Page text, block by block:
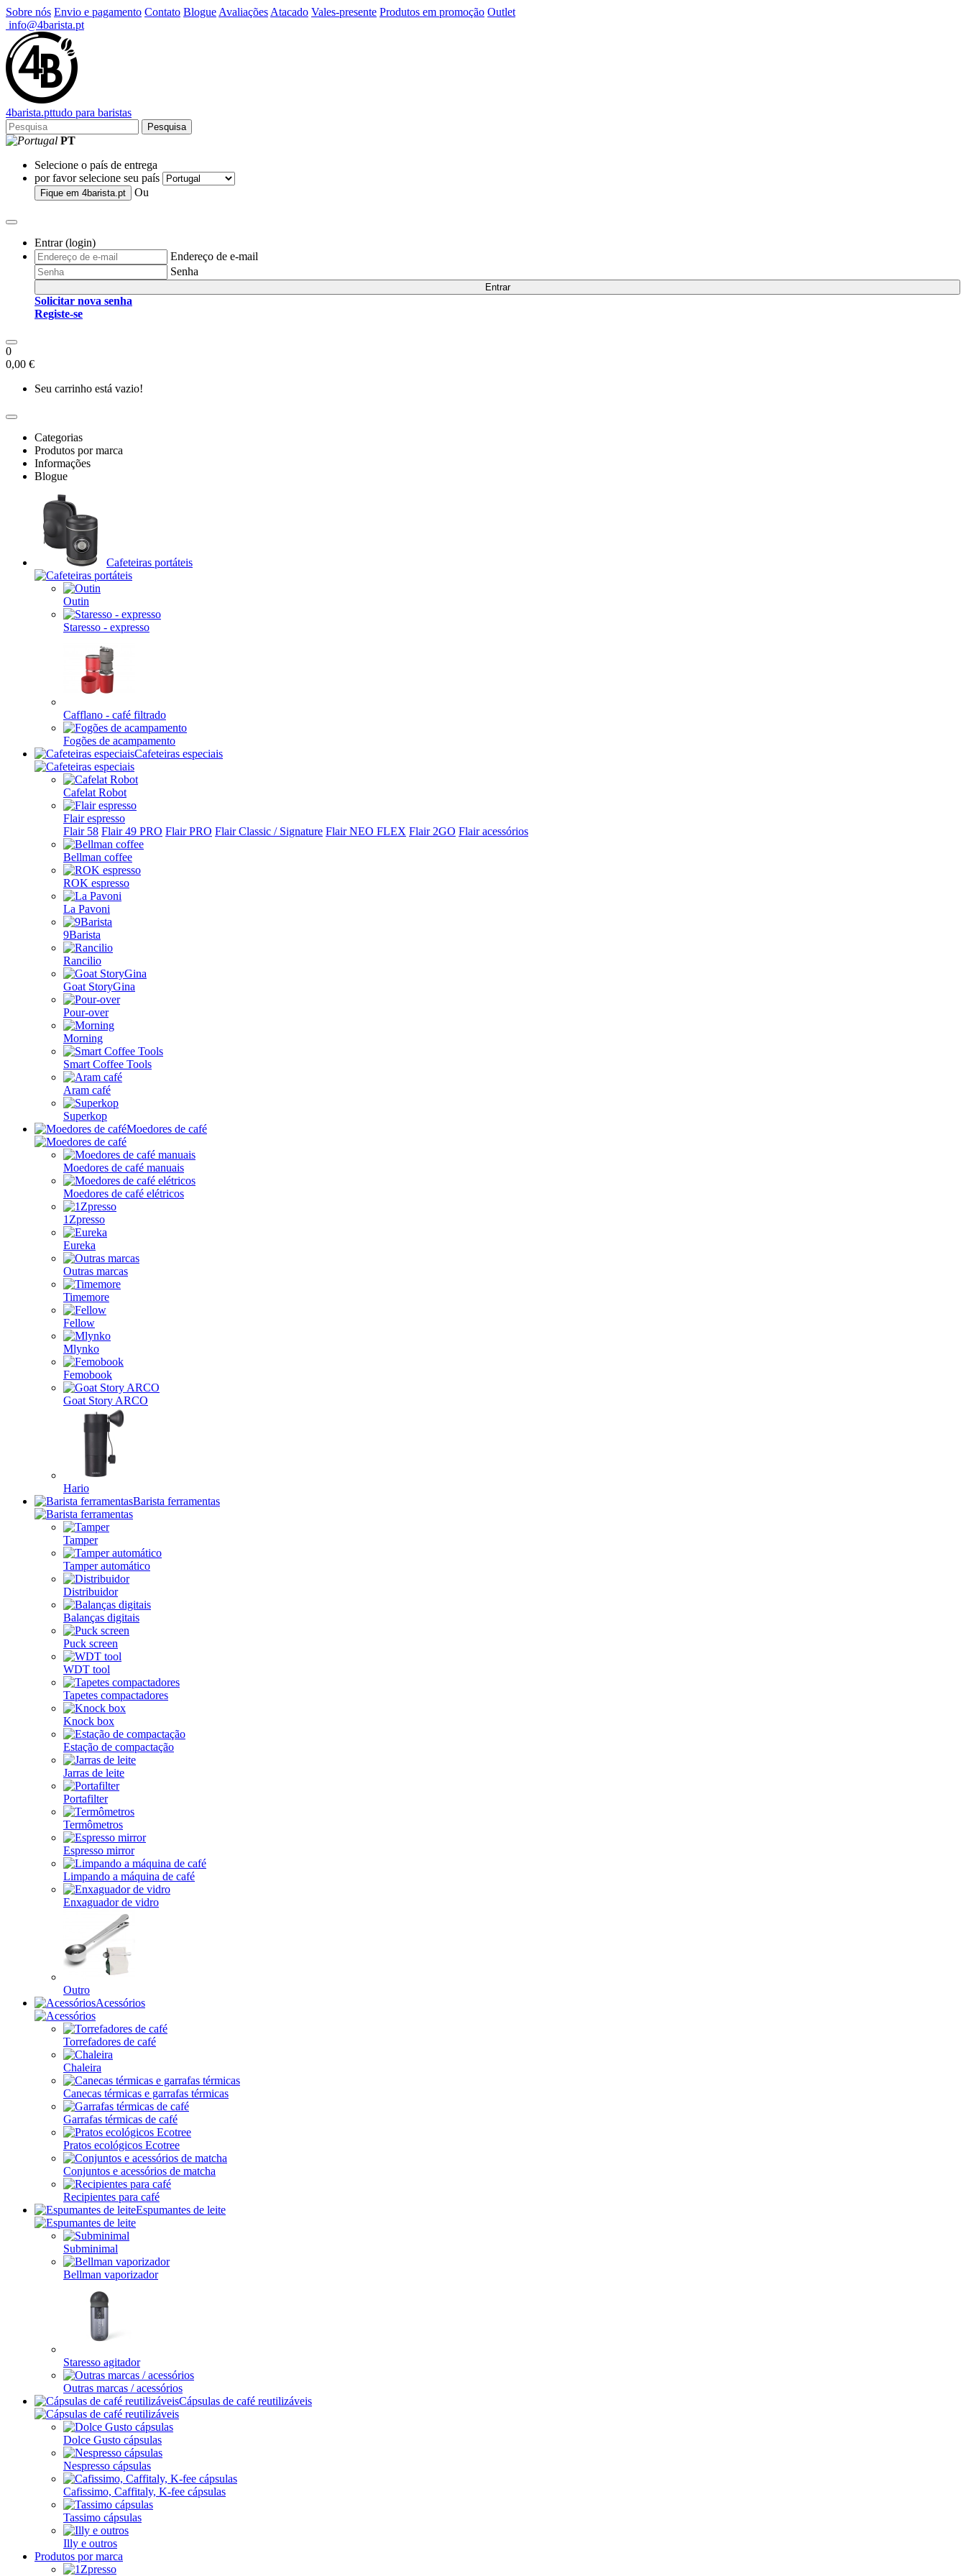
Sobre nós Envio e pagamento Contato Blogue Avaliações Atacado Vales-presente Produtos em promoção Outlet
info@4barista.pt
4barista.pttudo para baristas
Pesquisa
PT
Selecione o país de entrega
por favor selecione seu país
Fique em 4barista.pt Ou
Entrar (login)
Endereço de e-mail
Senha
Entrar
Solicitar nova senha
Registe-se
0
0,00 €
Seu carrinho está vazio!
Categorias
Produtos por marca
Informações
Blogue
Cafeteiras portáteis
Outin
Staresso - expresso
Cafflano - café filtrado
Fogões de acampamento
Cafeteiras especiais
Cafelat Robot
Flair espresso
Flair 58 Flair 49 PRO Flair PRO Flair Classic / Signature Flair NEO FLEX Flair 2GO Flair acessórios
Bellman coffee
ROK espresso
La Pavoni
9Barista
Rancilio
Goat StoryGina
Pour-over
Morning
Smart Coffee Tools
Aram café
Superkop
Moedores de café
Moedores de café manuais
Moedores de café elétricos
1Zpresso
Eureka
Outras marcas
Timemore
Fellow
Mlynko
Femobook
Goat Story ARCO
Hario
Barista ferramentas
Tamper
Tamper automático
Distribuidor
Balanças digitais
Puck screen
WDT tool
Tapetes compactadores
Knock box
Estação de compactação
Jarras de leite
Portafilter
Termômetros
Espresso mirror
Limpando a máquina de café
Enxaguador de vidro
Outro
Acessórios
Torrefadores de café
Chaleira
Canecas térmicas e garrafas térmicas
Garrafas térmicas de café
Pratos ecológicos Ecotree
Conjuntos e acessórios de matcha
Recipientes para café
Espumantes de leite
Subminimal
Bellman vaporizador
Staresso agitador
Outras marcas / acessórios
Cápsulas de café reutilizáveis
Dolce Gusto cápsulas
Nespresso cápsulas
Cafissimo, Caffitaly, K-fee cápsulas
Tassimo cápsulas
Illy e outros
Produtos por marca